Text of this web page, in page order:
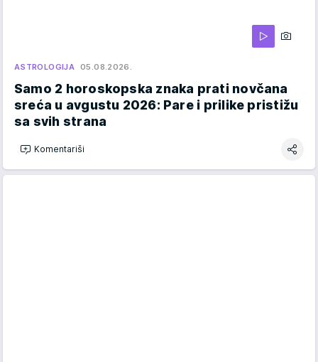
ASTROLOGIJA 05.08.2026.
Samo 2 horoskopska znaka prati novčana
sreća u avgustu 2026: Pare i prilike pristižu
sa svih strana
Komentariši